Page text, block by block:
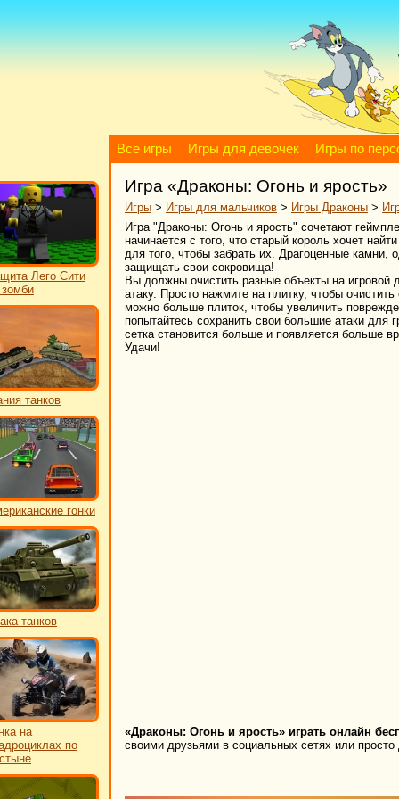
Все игры Игры для девочек Игры по
Лего Сити
зомби
танков
гонки
танков
на
по
Игра «Драконы: Огонь и ярость»
Игры > Игры для мальчиков > Игры Драконы >
Игра "Драконы: Огонь и ярость" сочетают
начинается с того, что старый король хочет
для того, чтобы забрать их. Драгоценные
защищать свои сокровища!
Вы должны очистить разные объекты на игровой
атаку. Просто нажмите на плитку, чтобы
можно больше плиток, чтобы увеличить
попытайтесь сохранить свои большие атаки
сетка становится больше и появляется больше
Удачи!
«Драконы: Огонь и ярость» играть онлайн
своими друзьями в социальных сетях или просто